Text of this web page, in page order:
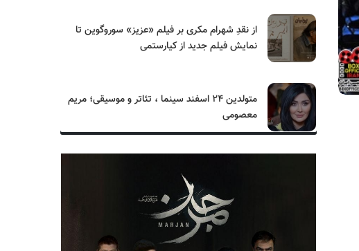
از نقدِ شهرام مکری بر فیلم «عزیز» سوروگوین تا
نمایش فیلم جدید از کیارستمی
متولدین ۲۴ اسفند سینما ، تئاتر و موسیقی؛ مریم
معصومی